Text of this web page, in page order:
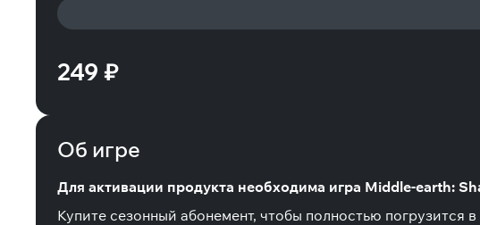
249 ₽
Об игре
Для активации продукта необходима игра Middle-earth:
Купите сезонный абонемент, чтобы полностью